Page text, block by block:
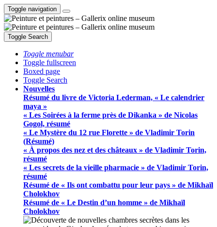
Toggle navigation
Toggle Search
Toggle menubar
Toggle fullscreen
Boxed page
Toggle Search
Nouvelles
Résumé du livre de Victoria Lederman, « Le calendrier
maya »
« Les Soirées à la ferme près de Dikanka » de Nicolas
Gogol, résumé
« Le Mystère du 12 rue Florette » de Vladimir Torin
(Résumé)
« À propos des nez et des châteaux » de Vladimir Torin,
résumé
« Les secrets de la vieille pharmacie » de Vladimir Torin,
résumé
Résumé de « Ils ont combattu pour leur pays » de Mikhaïl
Cholokhov
Résumé de « Le Destin d’un homme » de Mikhaïl
Cholokhov